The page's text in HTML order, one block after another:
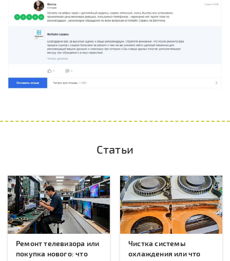
Статьи
Ремонт телевизора или
покупка нового: что
Чистка системы
охлаждения или что